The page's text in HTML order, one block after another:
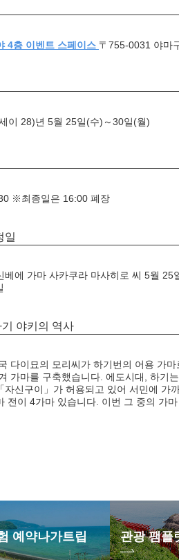
4층 이벤트 스페이스 〒755-0031 야마
이 28)년 5월 25일(수)～30일(월)
※최종일은 16:00 폐장
일
베에 가마 사카쿠라 마사히로 씨 5월 25
야키의 역사
다이묘의 모리씨가 하기번의 어용 가
가마를 구축했습니다. 에도시대, 하기
자신구이」가 허용되고 있어 서민에 가
전이 4가마 있습니다. 이번 그 중의 가
예약나가트립 관광 팸플